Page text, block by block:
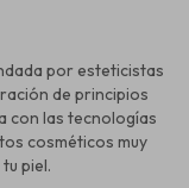
por esteticistas
de principios
con las tecnologías
cosméticos muy
piel.